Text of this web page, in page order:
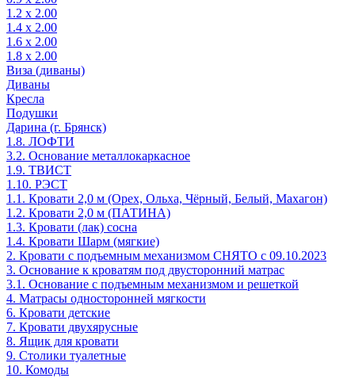
1.2 х 2.00
1.4 х 2.00
1.6 х 2.00
1.8 х 2.00
Виза (диваны)
Диваны
Кресла
Подушки
Дарина (г. Брянск)
1.8. ЛОФТИ
3.2. Основание металлокаркасное
1.9. ТВИСТ
1.10. РЭСТ
1.1. Кровати 2,0 м (Орех, Ольха, Чёрный, Белый, Махагон)
1.2. Кровати 2,0 м (ПАТИНА)
1.3. Кровати (лак) сосна
1.4. Кровати Шарм (мягкие)
2. Кровати с подъемным механизмом СНЯТО с 09.10.2023
3. Основание к кроватям под двусторонний матрас
3.1. Основание с подъемным механизмом и решеткой
4. Матрасы односторонней мягкости
6. Кровати детские
7. Кровати двухярусные
8. Ящик для кровати
9. Столики туалетные
10. Комоды